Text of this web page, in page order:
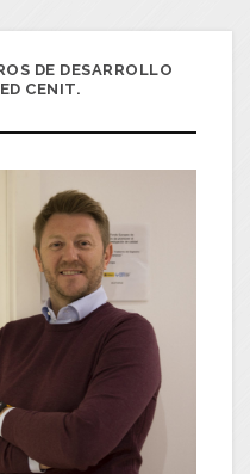
DE DESARROLLO
CENIT.